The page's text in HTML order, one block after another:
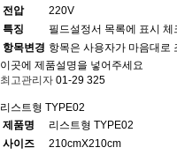
전압
220V
특징
필드설정서 목록에 표시
항목변경 항목은 사용자가 마음대로
이곳에 제품설명을 넣어주세요
최고관리자 01-29 325
리스트형 TYPE02
제품명
리스트형 TYPE02
사이즈
210cmX210cm